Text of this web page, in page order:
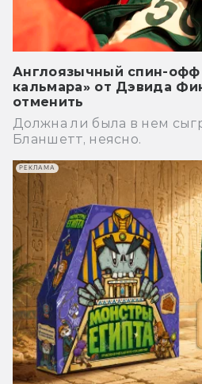
Англоязычный спин-офф
кальмара» от Дэвида
отменить
Должна ли была в нем
Бланшетт, неясно.
РЕКЛАМА